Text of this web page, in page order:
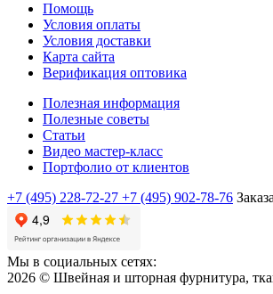
Помощь
Условия оплаты
Условия доставки
Карта сайта
Верификация оптовика
Полезная информация
Полезные советы
Статьи
Видео мастер-класс
Портфолио от клиентов
+7 (495) 228-72-27 +7 (495) 902-78-76
Мы в социальных сетях:
2026 © Швейная и шторная фурнитура,